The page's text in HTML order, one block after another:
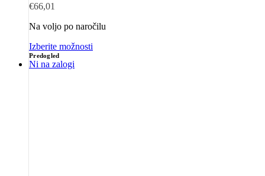
€66,01
Na voljo po naročilu
Izberite možnosti
Predogled
Ni na zalogi